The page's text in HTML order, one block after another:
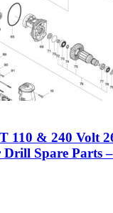
110 & 240 Volt
Spare Parts